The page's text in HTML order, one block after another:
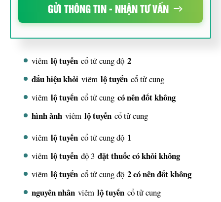
GỬI THÔNG TIN - NHẬN TƯ VẤN
viêmlộ tuyến cổ tử cung độ2
dấu hiệu khỏi viêmlộ tuyến cổ tử cung
viêmlộ tuyến cổ tử cungcó nên đốt không
hình ảnh viêmlộ tuyến cổ tử cung
viêmlộ tuyến cổ tử cung độ 1
viêmlộ tuyến độ 3đặt thuốc có khỏi không
viêmlộ tuyến cổ tử cung độ2 có nên đốt không
nguyên nhân viêmlộ tuyến cổ tử cung